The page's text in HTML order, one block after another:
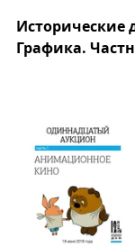
Исторические
Графика.